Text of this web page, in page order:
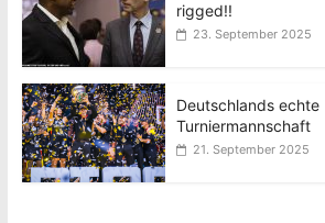
rigged!!
23. September 2025
Deutschlands echte
Turniermannschaft
21. September 2025